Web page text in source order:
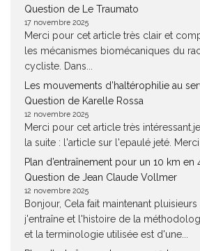
Question de Le Traumato
17 novembre 2025
Merci pour cet article très clair et
les mécanismes biomécaniques du
cycliste. Dans...
Les mouvements d’haltérophilie au
Question de Karelle Rossa
12 novembre 2025
Merci pour cet article très
la suite : l'article sur l'epaulé jeté.
Plan d’entraînement pour un 10 km en
Question de Jean Claude Vollmer
12 novembre 2025
Bonjour, Cela fait maintenant
j'entraîne et l'histoire de la
et la terminologie utilisée est d'une...